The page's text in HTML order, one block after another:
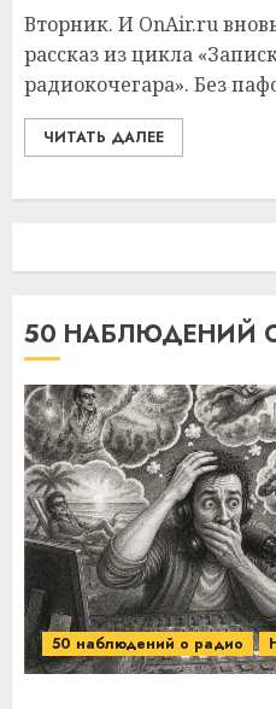
Вторник. И OnAir.ru
рассказ из цикла
радиокочегара». Без
ЧИТАТЬ ДАЛЕЕ
50 НАБЛЮДЕНИЙ
50 наблюдений о радио